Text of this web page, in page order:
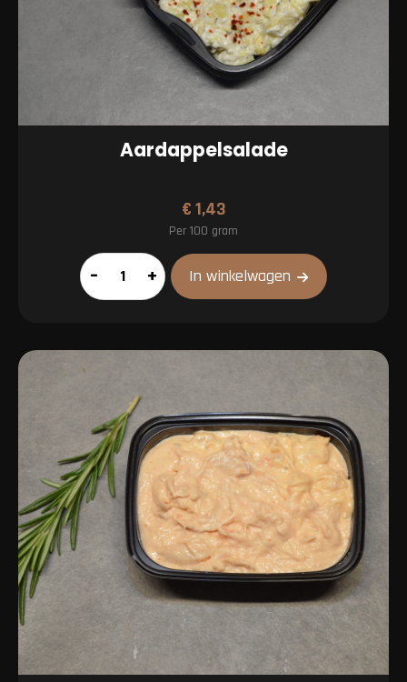
Aardappelsalade
€1,43
Per 100 gram
Aardappelsalade
aantal
– + In winkelwagen